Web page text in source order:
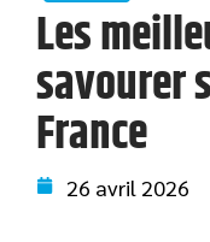
Les
savourer
France
26 avril 2026